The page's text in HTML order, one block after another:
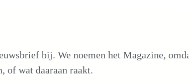
bij. We noemen het Magazine,
of wat daaraan raakt.